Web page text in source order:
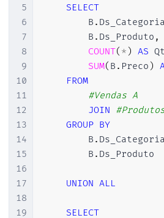
5
6
7
8
9
10
11
12
13
14
15
16
17
18
19
SELECT
        B
. Ds_Categoria
        B
. Ds_Produto ,
COUNT( * ) AS
SUM( B . Preco )
FROM
#Vendas	A
JOIN
GROUP BY
        B
. Ds_Categoria
        B
. Ds_Produto
UNION ALL
SELECT